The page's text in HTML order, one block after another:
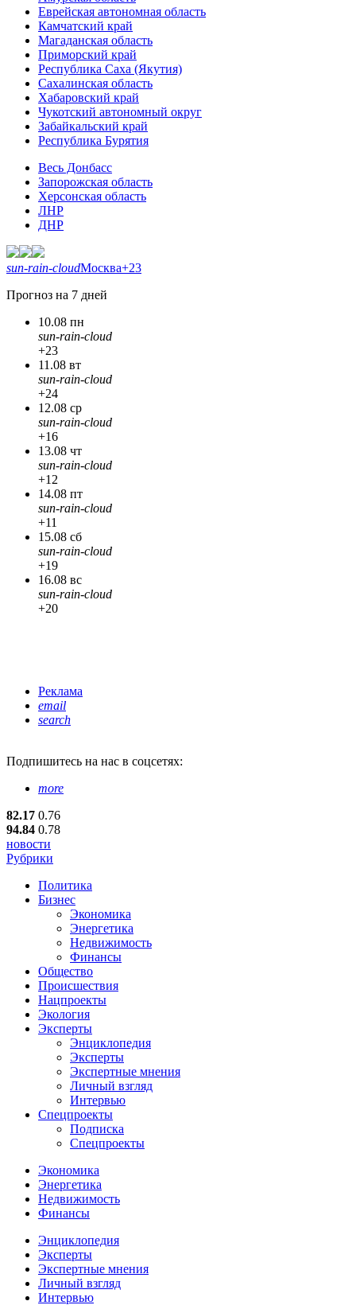
Еврейская автономная область
Камчатский край
Магаданская область
Приморский край
Республика Саха (Якутия)
Сахалинская область
Хабаровский край
Чукотский автономный округ
Забайкальский край
Республика Бурятия
Весь Донбасс
Запорожская область
Херсонская область
ЛНР
ДНР
sun-rain-cloudМосква+23
Прогноз на 7 дней
10.08 пн
sun-rain-cloud
+23
11.08 вт
sun-rain-cloud
+24
12.08 ср
sun-rain-cloud
+16
13.08 чт
sun-rain-cloud
+12
14.08 пт
sun-rain-cloud
+11
15.08 сб
sun-rain-cloud
+19
16.08 вс
sun-rain-cloud
+20
Реклама
email
search
Подпишитесь на нас в соцсетях:
more
82.17 0.76
94.84 0.78
новости
Рубрики
Политика
Бизнес
Экономика
Энергетика
Недвижимость
Финансы
Общество
Происшествия
Нацпроекты
Экология
Эксперты
Энциклопедия
Эксперты
Экспертные мнения
Личный взгляд
Интервью
Спецпроекты
Подписка
Спецпроекты
Экономика
Энергетика
Недвижимость
Финансы
Энциклопедия
Эксперты
Экспертные мнения
Личный взгляд
Интервью